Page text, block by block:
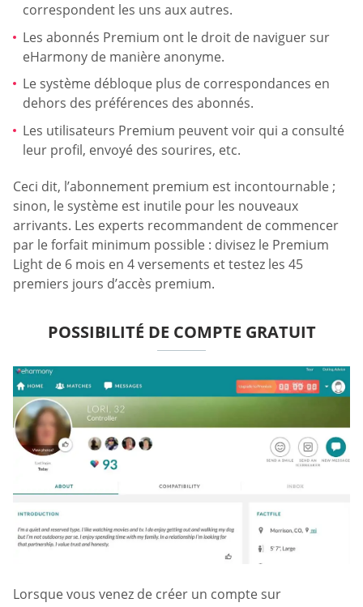
correspondent les uns aux autres.
Les abonnés Premium ont le droit de naviguer sur
eHarmony de manière anonyme.
Le système débloque plus de correspondances en
dehors des préférences des abonnés.
Les utilisateurs Premium peuvent voir qui a consulté
leur profil, envoyé des sourires, etc.
Ceci dit, l’abonnement premium est incontournable ;
sinon, le système est inutile pour les nouveaux
arrivants. Les experts recommandent de commencer
par le forfait minimum possible : divisez le Premium
Light de 6 mois en 4 versements et testez les 45
premiers jours d’accès premium.
POSSIBILITÉ DE COMPTE GRATUIT
Lorsque vous venez de créer un compte sur